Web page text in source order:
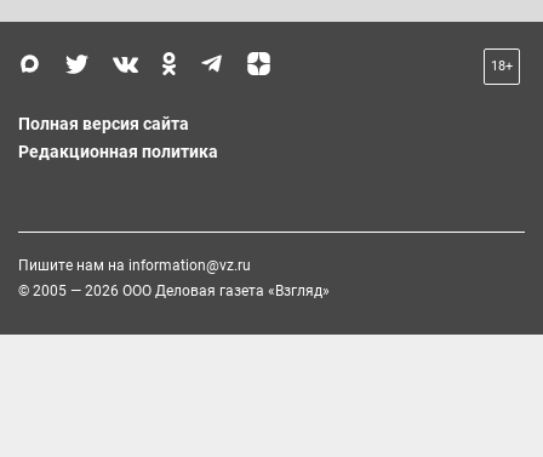
18+
Полная версия сайта
Редакционная политика
Пишите нам на information@vz.ru
© 2005 — 2026 ООО Деловая газета «Взгляд»